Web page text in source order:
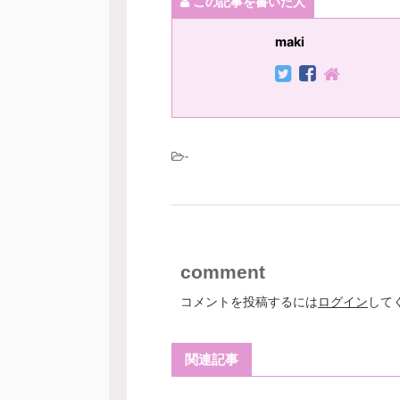
maki
-
comment
コメントを投稿するにはログイン して
関連記事